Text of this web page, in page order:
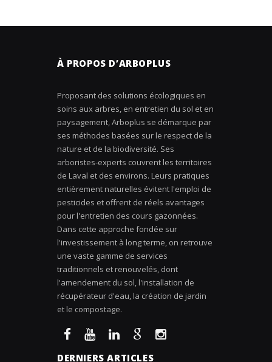
À PROPOS D’ARBOPLUS
Proposant des solutions écologiques en
soins aux arbres, en entretien du sol et en
paysagement, Arboplus se démarque par
ses méthodes basées sur le respect de la
nature et de la biodiversité. Ses
arboristes-experts couvrent les territoires
de Laval et des environs. Leurs pratiques
entièrement naturelles évitent l'emploi de
pesticides et offrent de réels avantages
pour l'entretien des cours gazonnées.
Dans cette approche fondée sur
l'investissement à long terme, on retrouve
une vaste gamme de services
traditionnels et renouvelés, dont
l'amendement du sol, l'installation de
récupérateur d'eau, la création de jardin
et le compostage.
DERNIERS ARTICLES